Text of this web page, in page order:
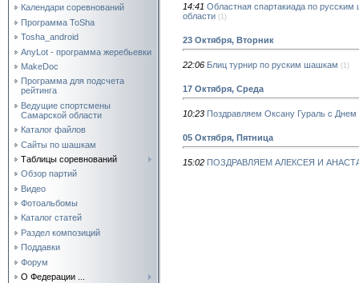
Календари соревнований
Программа ToSha
Tosha_android
AnyLot - программа жеребьевки
MakeDoc
Программа для подсчета
рейтинга
Ведущие спортсмены
Самарской области
Каталог файлов
Сайты по шашкам
Таблицы соревнований
Обзор партий
Видео
Фотоальбомы
Каталог статей
Раздел композиций
Поддавки
Форум
О Федерации ...
14:41 Областная спартакиада по
области (1)
23 Октября, Вторник
22:06 Блиц турнир по руским шашкам (1)
17 Октября, Среда
10:23 Поздравляем Оксану Гураль с Днем
05 Октября, Пятница
15:02 ПОЗДРАВЛЯЕМ АЛЕКСЕЯ И